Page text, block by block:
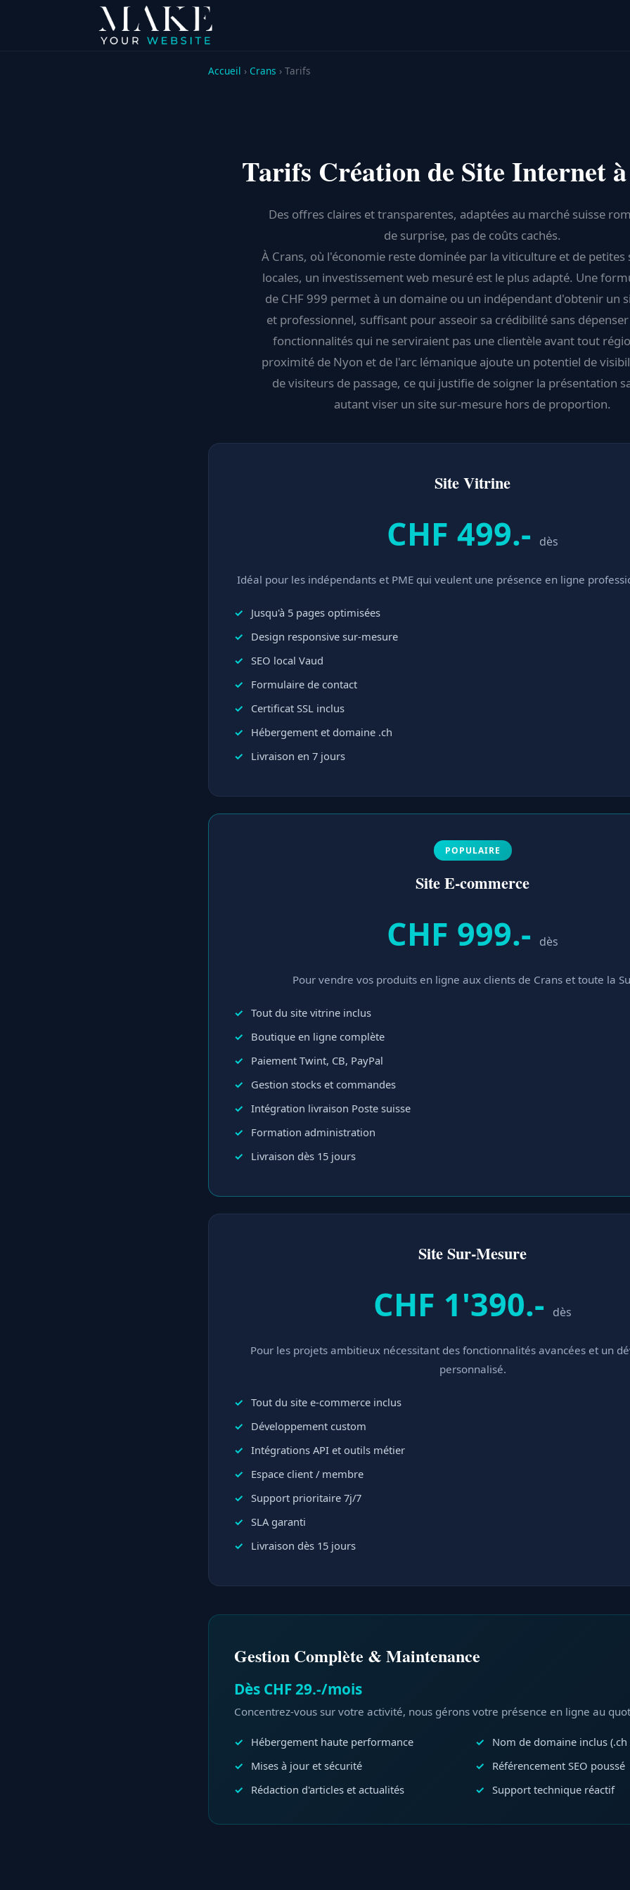
Accueil › Crans › Tarifs
Tarifs Création de Site Internet
Des offres claires et transparentes, adaptées au marché suisse
de surprise, pas de coûts cachés.
À Crans, où l'économie reste dominée par la viticulture et de
locales, un investissement web mesuré est le plus adapté. Une
de CHF 999 permet à un domaine ou un indépendant d'obtenir un
et professionnel, suffisant pour asseoir sa crédibilité sans
fonctionnalités qui ne serviraient pas une clientèle avant tout
proximité de Nyon et de l'arc lémanique ajoute un potentiel de
de visiteurs de passage, ce qui justifie de soigner la présentation
autant viser un site sur-mesure hors de proportion.
Site Vitrine
CHF 499.- dès
Idéal pour les indépendants et PME qui veulent une présence en ligne
Jusqu'à 5 pages optimisées
Design responsive sur-mesure
SEO local Vaud
Formulaire de contact
Certificat SSL inclus
Hébergement et domaine .ch
Livraison en 7 jours
POPULAIRE
Site E-commerce
CHF 999.- dès
Pour vendre vos produits en ligne aux clients de Crans et toute la
Tout du site vitrine inclus
Boutique en ligne complète
Paiement Twint, CB, PayPal
Gestion stocks et commandes
Intégration livraison Poste suisse
Formation administration
Livraison dès 15 jours
Site Sur-Mesure
CHF 1'390.- dès
Pour les projets ambitieux nécessitant des fonctionnalités avancées et un
personnalisé.
Tout du site e-commerce inclus
Développement custom
Intégrations API et outils métier
Espace client / membre
Support prioritaire 7j/7
SLA garanti
Livraison dès 15 jours
Gestion Complète & Maintenance
Dès CHF 29.-/mois
Concentrez-vous sur votre activité, nous gérons votre présence en ligne au
Hébergement haute performance
Nom de domaine inclus (.ch
Mises à jour et sécurité
Référencement SEO poussé
Rédaction d'articles et actualités
Support technique réactif